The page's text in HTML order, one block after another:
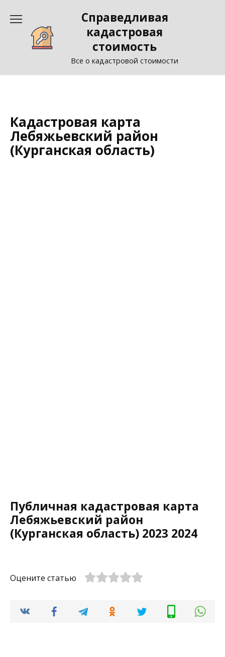
содержанию
Справедливая
кадастровая
стоимость
Все о кадастровой стоимости
Кадастровая карта
Лебяжьевский район
(Курганская область)
Публичная кадастровая карта
Лебяжьевский район
(Курганская область) 2023 2024
Оцените статью